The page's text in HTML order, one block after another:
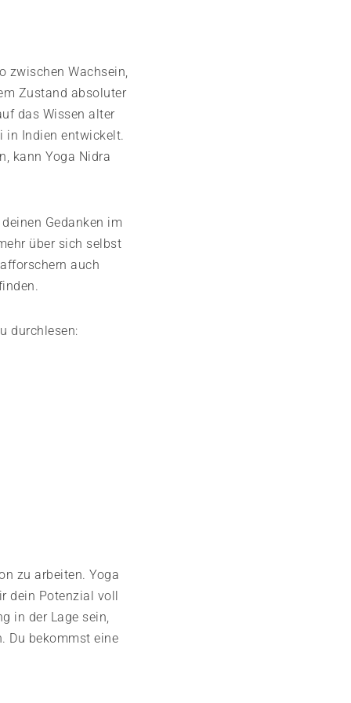
zwischen Wachsein,
Zustand absoluter
das Wissen alter
in Indien entwickelt.
kann Yoga Nidra
Gedanken im
über sich selbst
auch
durchlesen:
zu arbeiten. Yoga
dein Potenzial voll
in der Lage sein,
Du bekommst eine